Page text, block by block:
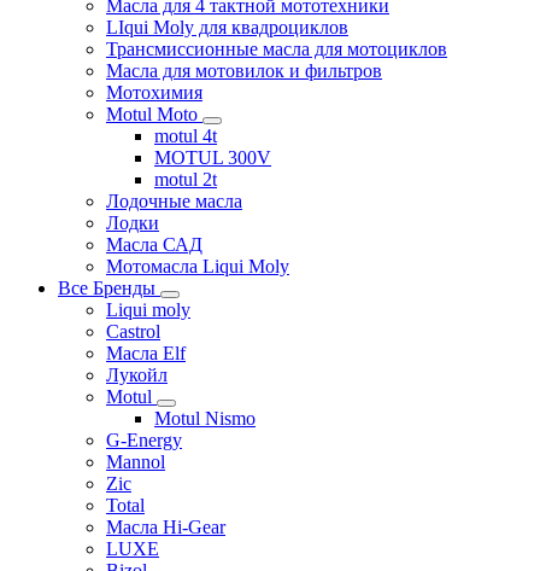
Масла для 4 тактной мототехники
LIqui Moly для квадроциклов
Трансмиссионные масла для мотоциклов
Масла для мотовилок и фильтров
Мотохимия
Motul Moto
motul 4t
MOTUL 300V
motul 2t
Лодочные масла
Лодки
Масла САД
Мотомасла Liqui Moly
Все Бренды
Liqui moly
Castrol
Масла Elf
Лукойл
Motul
Motul Nismo
G-Energy
Mannol
Zic
Total
Масла Hi-Gear
LUXE